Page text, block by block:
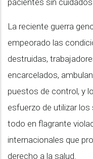
pacientes sin
La reciente guerra
empeorado las
destruidas,
encarcelados,
puestos de control, y
esfuerzo de utilizar
todo en flagrante
internacionales que
derecho a la salud.